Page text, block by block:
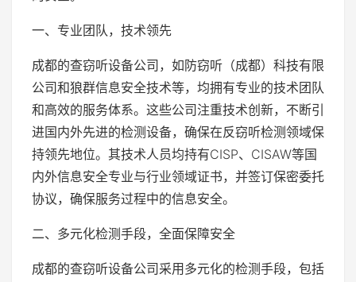
一、专业团队，技术领先
成都的查窃听设备公司，如防窃听（成都）科技有限
公司和狼群信息安全技术等，均拥有专业的技术团队
和高效的服务体系。这些公司注重技术创新，不断引
进国内外先进的检测设备，确保在反窃听检测领域保
持领先地位。其技术人员均持有CISP、CISAW等国
内外信息安全专业与行业领域证书，并签订保密委托
协议，确保服务过程中的信息安全。
二、多元化检测手段，全面保障安全
成都的查窃听设备公司采用多元化的检测手段，包括